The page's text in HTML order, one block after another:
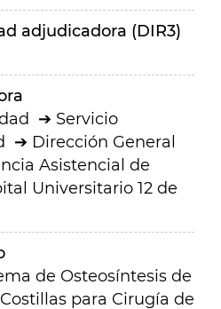
adjudicadora (DIR3)
Servicio
Dirección General
Asistencial de
Universitario 12 de
de Osteosíntesis de
para Cirugía de